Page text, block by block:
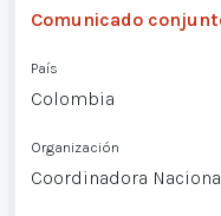
Comunicado
País
Colombia
Organización
Coordinadora